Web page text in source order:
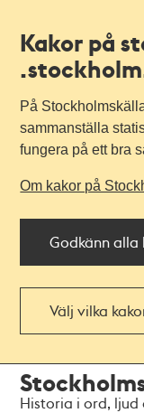
Kakor på
På
sammanställa
fungera på ett bra
Om kakor på
Godkänn alla
Välj vilka
navigationen
huvudinnehållet
Historia i ord, ljud